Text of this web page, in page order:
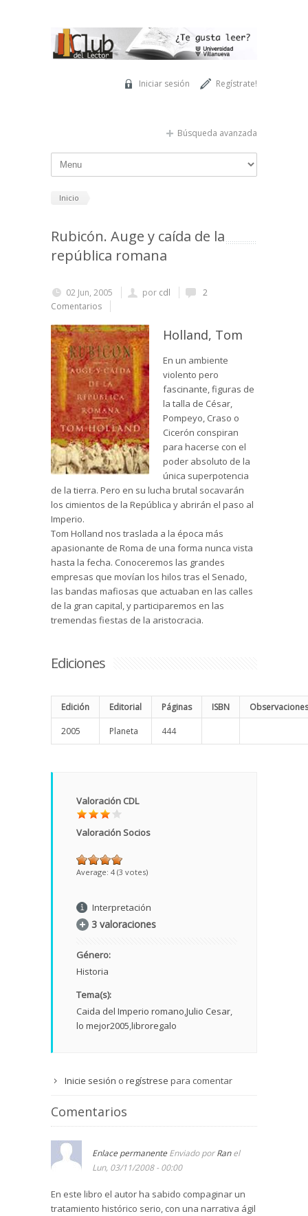
Regístrate!
Iniciar sesión
Búsqueda avanzada
Inicio
Rubicón. Auge y caída de la
república romana
02 Jun, 2005 por cdl
2
Comentarios
Holland, Tom
En un ambiente
violento pero
fascinante, figuras de
la talla de César,
Pompeyo, Craso o
Cicerón conspiran
para hacerse con el
poder absoluto de la
única superpotencia
de la tierra. Pero en su lucha brutal socavarán
los cimientos de la República y abrirán el paso al
Imperio.
Tom Holland nos traslada a la época más
apasionante de Roma de una forma nunca vista
hasta la fecha. Conoceremos las grandes
empresas que movían los hilos tras el Senado,
las bandas mafiosas que actuaban en las calles
de la gran capital, y participaremos en las
tremendas fiestas de la aristocracia.
Ediciones
Edición Editorial Páginas ISBN Observaciones
2005 Planeta 444
Valoración CDL
Valoración Socios
Average: 4 (3 votes)
Interpretación
3 valoraciones
Género:
Historia
Tema(s):
Caida del Imperio romano Julio Cesar
lo mejor2005 libroregalo
Inicie sesión o regístrese para comentar
Comentarios
Enlace permanente Enviado porRanel
Lun, 03/11/2008 - 00:00
En este libro el autor ha sabido compaginar un
tratamiento histórico serio, con una narrativa ágil